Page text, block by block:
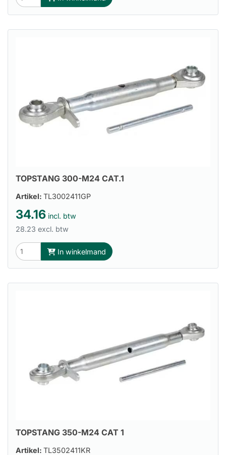
TOPSTANG 300-M24 CAT.1
Artikel: TL3002411GP
34.16 incl. btw
28.23 excl. btw
In winkelmand
TOPSTANG 350-M24 CAT 1
Artikel: TL3502411KR